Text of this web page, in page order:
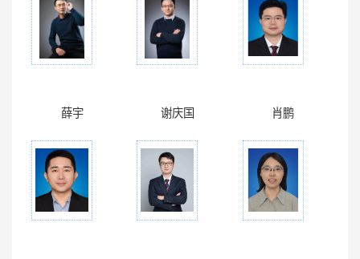
薛宇 谢庆国 肖鹏